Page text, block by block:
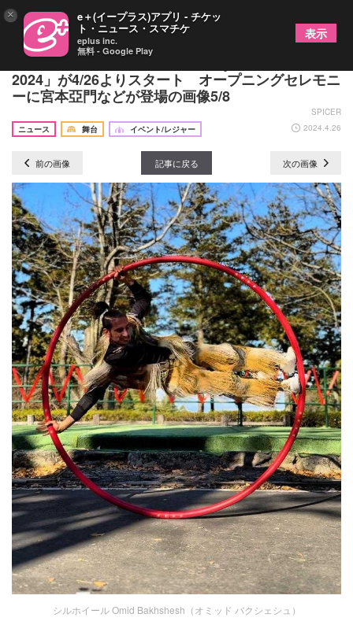
無料でエンタメが楽しめる「Hibiya Festival
2024」が4/26よりスタート オープニングセレモニ
ーに宮本亞門などが登場の画像5/8
SPICER
ニュース
舞台 イベント/レジャー 2024.4.26
前の画像 記事に戻る 次の画像
シルホイール Omid Bakhshesh（オミッド バクシェシュ）
× e＋(イープラス)アプリ - チケッ
ト・ニュース・スマチケ
eplus inc.
無料 - Google Play
表示